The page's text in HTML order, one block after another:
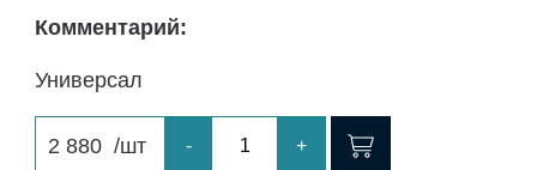
Комментарий:
Универсал
2 880 /шт - +